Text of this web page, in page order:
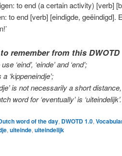
to end (a certain activity) [verb]
to end [verb] [eindigde, geëindigd].
remember from this DWOTD
‘eind’, ‘einde’ and ‘end’;
‘kippeneindje’;
is not necessarily a short
word for ‘eventually’ is ‘uiteindelijk’.
word of the day, DWOTD 1.0,
,uiteinde,uiteindelijk